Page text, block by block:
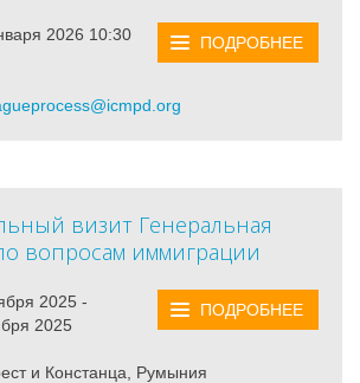
ПОДРОБНЕЕ
2026 10:30
визит Генеральная
вопросам иммиграции
ПОДРОБНЕЕ
2025 -
2025
и Констанца, Румыния